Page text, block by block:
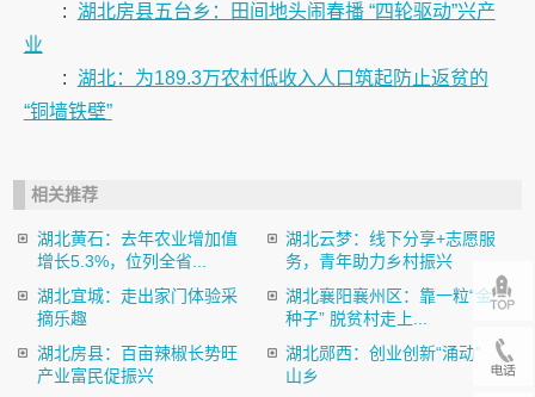
: 湖北房县五台乡：田间地头闹春播 “四轮驱动”兴产
业
: 湖北：为189.3万农村低收入人口筑起防止返贫的
“铜墙铁壁”
相关推荐
湖北黄石：去年农业增加值
增长5.3%，位列全省...
湖北云梦：线下分享+志愿服
务，青年助力乡村振兴
湖北宜城：走出家门体验采
摘乐趣
湖北襄阳襄州区：靠一粒“金
种子” 脱贫村走上...
湖北房县：百亩辣椒长势旺
产业富民促振兴
湖北郧西：创业创新“涌动”
山乡